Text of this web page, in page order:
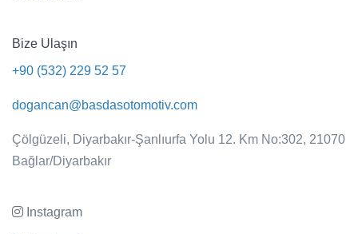
Diyarbakır
Bize Ulaşın
+90 (532) 229 52 57
dogancan@basdasotomotiv.com
Çölgüzeli, Diyarbakır-Şanlıurfa Yolu 12. Km No:302, 21070
Bağlar/Diyarbakır
Instagram